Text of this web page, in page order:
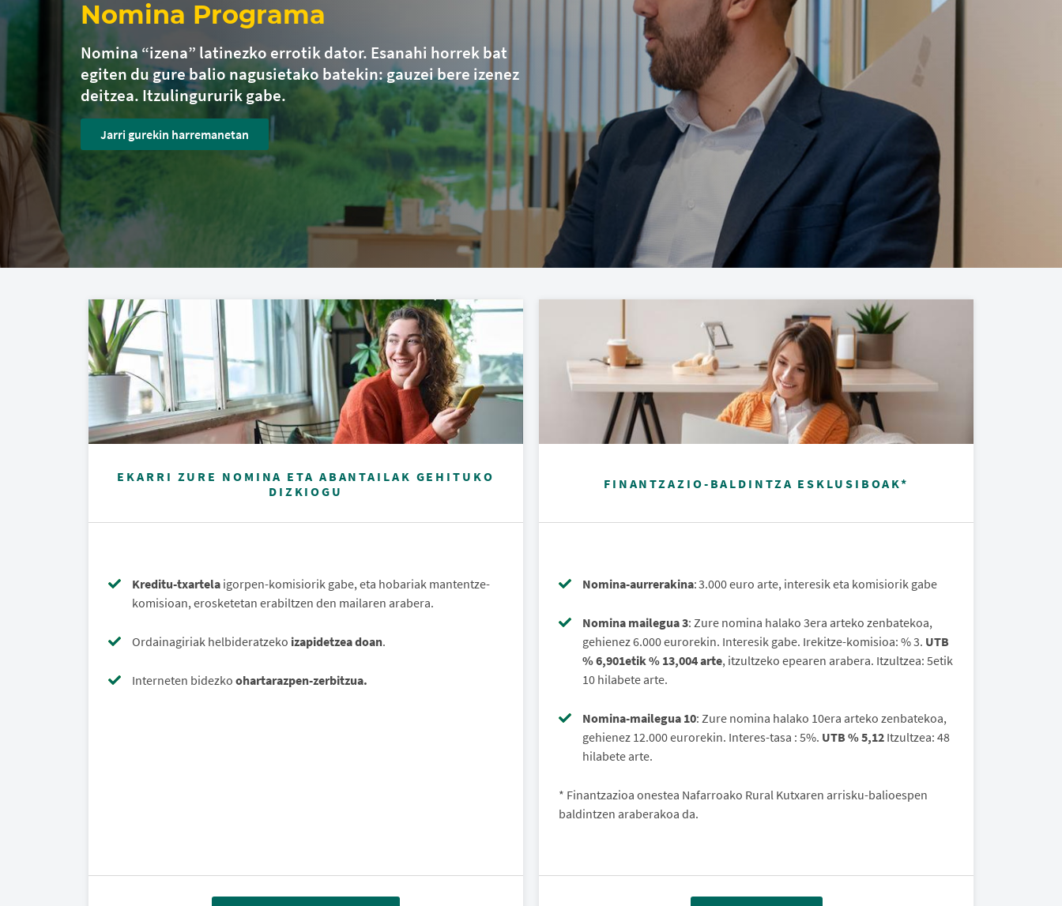
Nomina Programa
Nomina “izena” latinezko errotik dator. Esanahi horrek bat
egiten du gure balio nagusietako batekin: gauzei bere izenez
deitzea. Itzulingururik gabe.
Jarri gurekin harremanetan
EKARRI ZURE NOMINA ETA ABANTAILAK GEHITUKO
DIZKIOGU
Kreditu-txartela igorpen-komisiorik gabe, eta hobariak mantentze-
komisioan, erosketetan erabiltzen den mailaren arabera.
Ordainagiriak helbideratzeko izapidetzea doan.
Interneten bidezko ohartarazpen-zerbitzua.
FINANTZAZIO-BALDINTZA ESKLUSIBOAK*
Nomina-aurrerakina: 3.000 euro arte, interesik eta komisiorik gabe
Nomina mailegua 3: Zure nomina halako 3era arteko zenbatekoa,
gehienez 6.000 eurorekin. Interesik gabe. Irekitze-komisioa: % 3. UTB
% 6,901etik% 13,004 arte, itzultzeko epearen arabera. Itzultzea: 5etik
10 hilabete arte.
Nomina-mailegua 10: Zure nomina halako 10era arteko zenbatekoa,
gehienez 12.000 eurorekin. Interes-tasa : 5%. UTB % 5,12 Itzultzea: 48
hilabete arte.
* Finantzazioa onestea Nafarroako Rural Kutxaren arrisku-balioespen
baldintzen araberakoa da.